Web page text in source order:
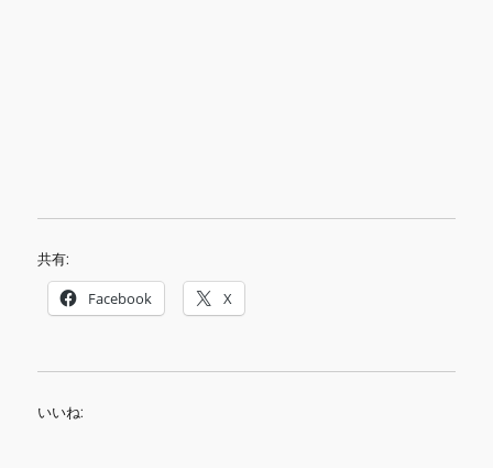
共有:
Facebook X
いいね: